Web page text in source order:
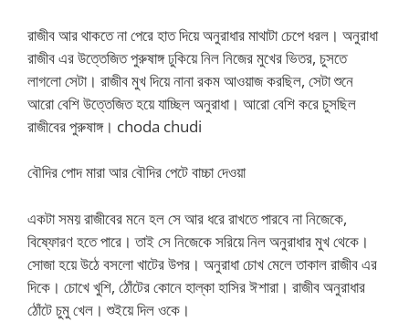
রাজীব আর থাকতে না পেরে হাত দিয়ে অনুরাধার মাথাটা চেপে ধরল। অনুরাধা
রাজীব এর উত্তেজিত পুরুষাঙ্গ ঢুকিয়ে নিল নিজের মুখের ভিতর, চুসতে
লাগলো সেটা। রাজীব মুখ দিয়ে নানা রকম আওয়াজ করছিল, সেটা শুনে
আরো বেশি উত্তেজিত হয়ে যাচ্ছিল অনুরাধা। আরো বেশি করে চুসছিল
রাজীবের পুরুষাঙ্গ। choda chudi
বৌদির পোদ মারা আর বৌদির পেটে বাচ্চা দেওয়া
একটা সময় রাজীবের মনে হল সে আর ধরে রাখতে পারবে না নিজেকে,
বিষ্ফোরণ হতে পারে। তাই সে নিজেকে সরিয়ে নিল অনুরাধার মুখ থেকে।
সোজা হয়ে উঠে বসলো খাটের উপর। অনুরাধা চোখ মেলে তাকাল রাজীব এর
দিকে। চোখে খুশি, ঠোঁটের কোনে হাল্কা হাসির ঈশারা। রাজীব অনুরাধার
ঠোঁটে চুমু খেল। শুইয়ে দিল ওকে।